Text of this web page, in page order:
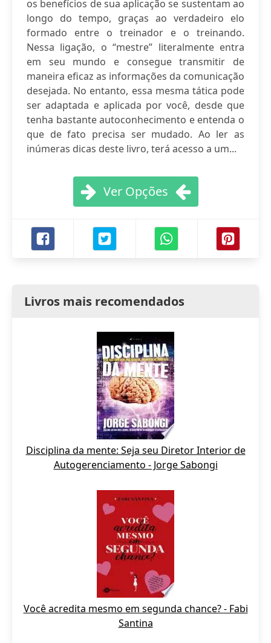
os benefícios de sua aplicação se sustentam ao
longo do tempo, graças ao verdadeiro elo
formado entre o treinador e o treinando.
Nessa ligação, o “mestre” literalmente entra
em seu mundo e consegue transmitir de
maneira eficaz as informações da comunicação
desejada. No entanto, essa mesma tática pode
ser adaptada e aplicada por você, desde que
tenha bastante autoconhecimento e entenda o
que de fato precisa ser mudado. Ao ler as
inúmeras dicas deste livro, terá acesso a um...
Ver Opções
Livros mais recomendados
Disciplina da mente: Seja seu Diretor Interior de
Autogerenciamento - Jorge Sabongi
Você acredita mesmo em segunda chance? - Fabi
Santina